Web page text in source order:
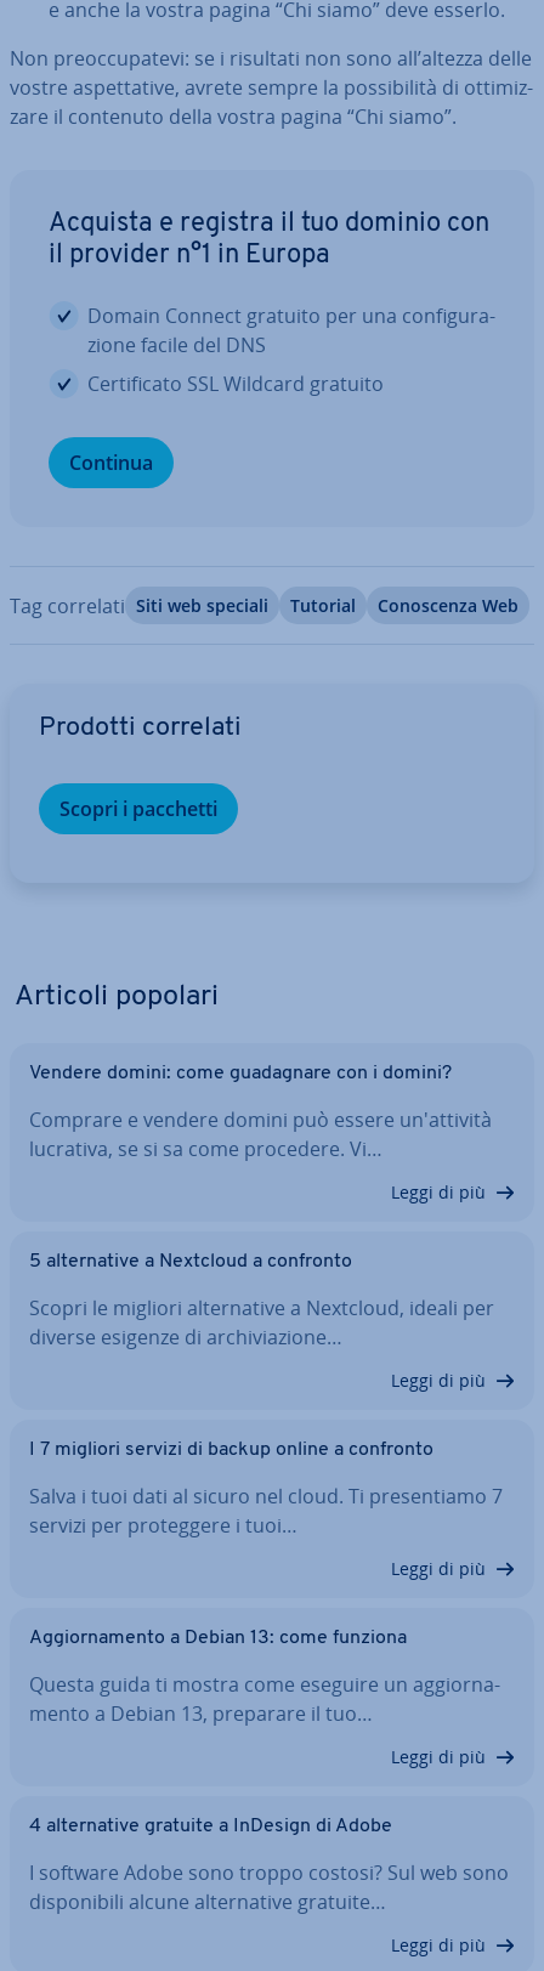
e anche la vostra pagina “Chi siamo” deve esserlo.
Non pre­oc­cu­pa­te­vi: se i risultati non sono all’altezza delle
vostre aspet­ta­ti­ve, avrete sempre la pos­si­bi­li­tà di ot­ti­miz­
za­re il contenuto della vostra pagina “Chi siamo”.
Acquista e registra il tuo dominio con
il provider n°1 in Europa
Domain Connect gratuito per una con­fi­gu­ra­
zio­ne facile del DNS
Cer­ti­fi­ca­to SSL Wildcard gratuito
Continua
Tag correlati Siti web speciali Tutorial Co­no­scen­za Web
Prodotti correlati
Scopri i pacchetti
Articoli popolari
Vendere domini: come gua­da­gna­re con i domini?
Comprare e vendere domini può essere un'at­ti­vi­tà
lucrativa, se si sa come procedere. Vi…
Leggi di più
5 al­ter­na­ti­ve a Nextcloud a confronto
Scopri le migliori al­ter­na­ti­ve a Nextcloud, ideali per
diverse esigenze di ar­chi­via­zio­ne…
Leggi di più
I 7 migliori servizi di backup online a confronto
Salva i tuoi dati al sicuro nel cloud. Ti pre­sen­tia­mo 7
servizi per pro­teg­ge­re i tuoi…
Leggi di più
Ag­gior­na­men­to a Debian 13: come funziona
Questa guida ti mostra come eseguire un ag­gior­na­
men­to a Debian 13, preparare il tuo…
Leggi di più
4 al­ter­na­ti­ve gratuite a InDesign di Adobe
I software Adobe sono troppo costosi? Sul web sono
di­spo­ni­bi­li alcune al­ter­na­ti­ve gratuite…
Leggi di più